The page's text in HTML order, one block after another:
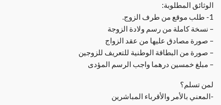
الوثائق المطلوبة:
1- طلب موقع من طرف الزوج.
– نسخة كاملة من رسم ولادة الزوجة
– صورة مصادق عليها من عقد الزواج
– صورة من البطاقة الوطنية للتعريف للزوجين
– مبلغ خمسين درهما واجب الرسم المؤدى
لمن تسلم؟
-المعني بالأمر والأقرباء المباشرين